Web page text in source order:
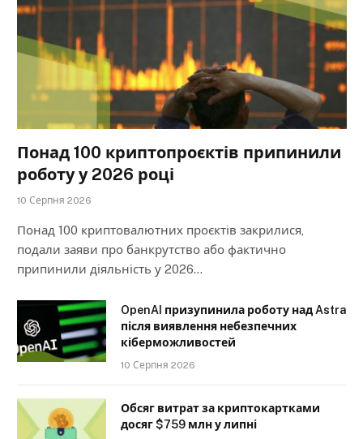
Понад 100 криптопроєктів припинили
роботу у 2026 році
10 Серпня 2026
Понад 100 криптовалютних проєктів закрилися,
подали заяви про банкрутство або фактично
припинили діяльність у 2026…
OpenAI призупинила роботу над Astra
після виявлення небезпечних
кіберможливостей
10 Серпня 2026
Обсяг витрат за криптокартками
досяг $759 млн у липні